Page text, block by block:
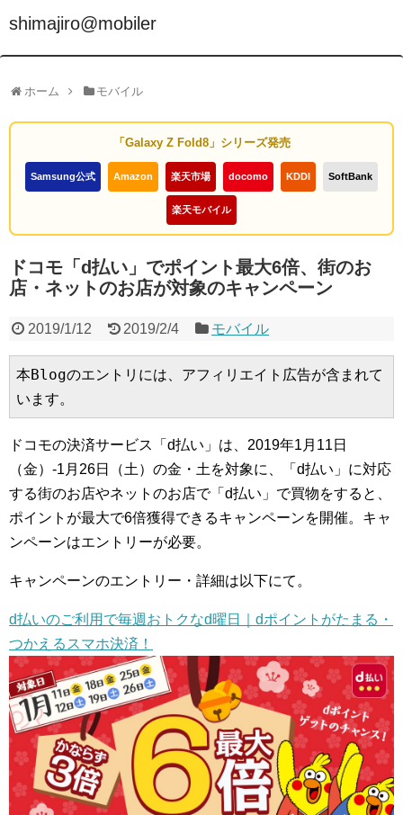
shimajiro@mobiler
ホーム モバイル
「Galaxy Z Fold8」シリーズ発売
Samsung公式 Amazon 楽天市場 docomo KDDI SoftBank
楽天モバイル
ドコモ「d払い」でポイント最大6倍、街のお
店・ネットのお店が対象のキャンペーン
2019/1/12 2019/2/4 モバイル
本Blogのエントリには、アフィリエイト広告が含まれて
います。
ドコモの決済サービス「d払い」は、2019年1月11日
（金）-1月26日（土）の金・土を対象に、「d払い」に対応
する街のお店やネットのお店で「d払い」で買物をすると、
ポイントが最大で6倍獲得できるキャンペーンを開催。キャ
ンペーンはエントリーが必要。
キャンペーンのエントリー・詳細は以下にて。
d払いのご利用で毎週おトクなd曜日｜dポイントがたまる・
つかえるスマホ決済！